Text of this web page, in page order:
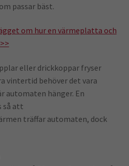
passar bäst.
om hur en värmeplatta och
eller drickkoppar fryser
vintertid behöver det vara
automaten hänger. En
så att
träffar automaten, dock